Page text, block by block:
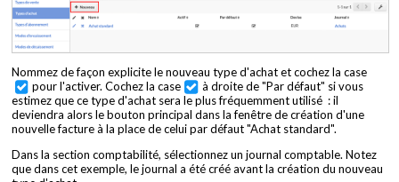
Nommez de façon explicite le nouveau type d'achat et cochez la case
pour l'activer. Cochez la case
à droite de "Par défaut" si vous
estimez que ce type d'achat sera le plus fréquemment utilisé : il
deviendra alors le bouton principal dans la fenêtre de création d'une
nouvelle facture à la place de celui par défaut "Achat standard".
Dans la section comptabilité, sélectionnez un journal comptable. Notez
que dans cet exemple, le journal a été créé avant la création du nouveau